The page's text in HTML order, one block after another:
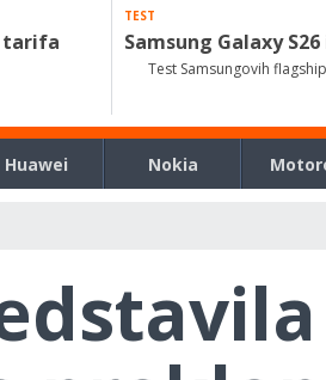
tarifa
TEST
Samsung Galaxy S26
Test Samsungovih
Huawei Nokia